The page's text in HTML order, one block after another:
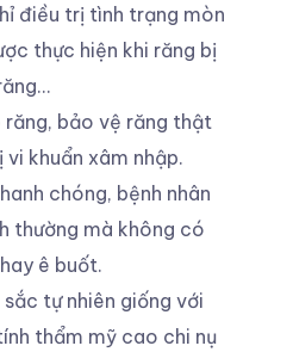
điều trị tình trạng mòn
thực hiện khi răng bị
răng, bảo vệ răng thật
khuẩn xâm nhập.
chóng, bệnh nhân
thường mà không có
ê buốt.
tự nhiên giống với
thẩm mỹ cao chi nụ